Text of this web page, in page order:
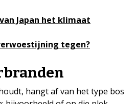
Japan het klimaat
tegen?
hangt af van het type bos